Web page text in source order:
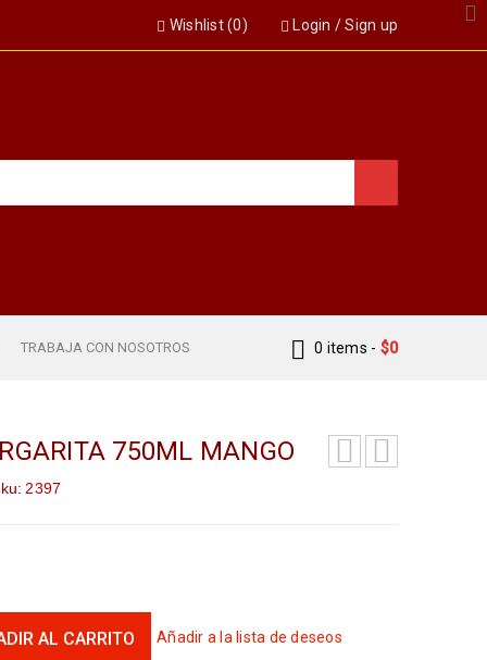
Login /Sign up
Wishlist (0)
TRABAJA CON NOSOTROS 0 items - $0
750ML MANGO
2397
AL CARRITO Añadir a la lista de deseos